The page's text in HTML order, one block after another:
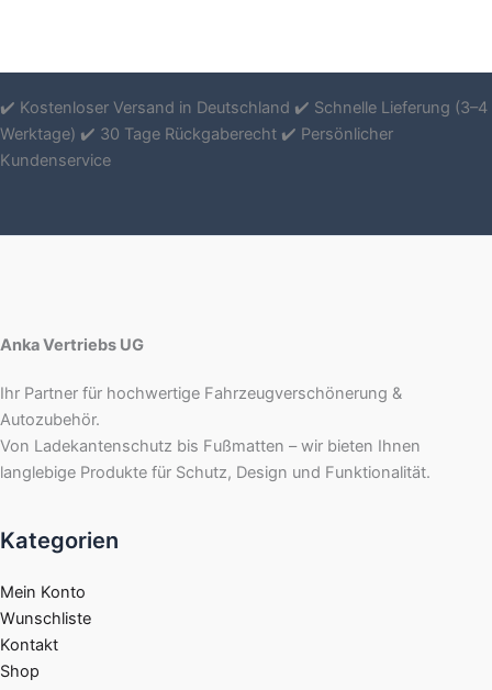
✔️ Kostenloser Versand in Deutschland ✔️ Schnelle Lieferung (3–4
Werktage) ✔️ 30 Tage Rückgaberecht ✔️ Persönlicher
Kundenservice
Anka Vertriebs UG
Ihr Partner für hochwertige Fahrzeugverschönerung &
Autozubehör.
Von Ladekantenschutz bis Fußmatten – wir bieten Ihnen
langlebige Produkte für Schutz, Design und Funktionalität.
Kategorien
Mein Konto
Wunschliste
Kontakt
Shop